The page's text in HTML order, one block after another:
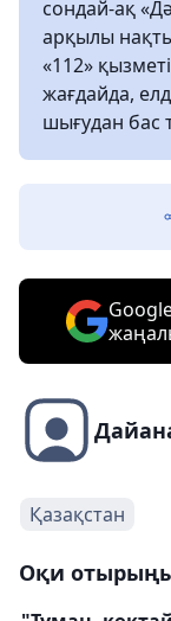
сондай-ақ
арқылы
«112»
жағдайда,
шығудан бас
Қазақстан
Оқи